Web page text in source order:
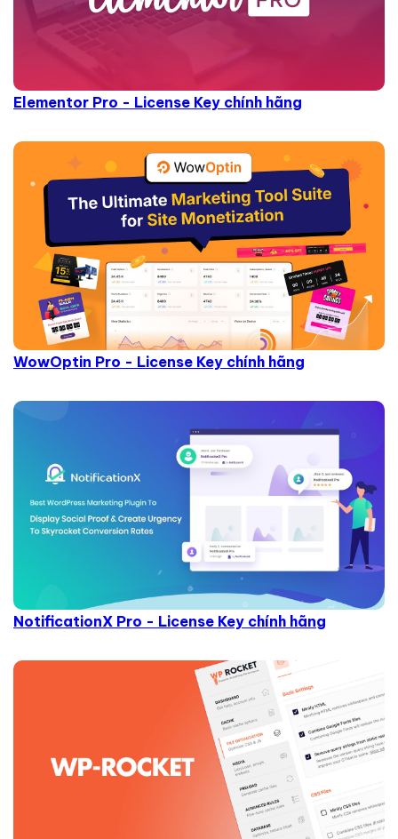
Elementor Pro - License Key chính hãng
WowOptin Pro - License Key chính hãng
NotificationX Pro - License Key chính hãng